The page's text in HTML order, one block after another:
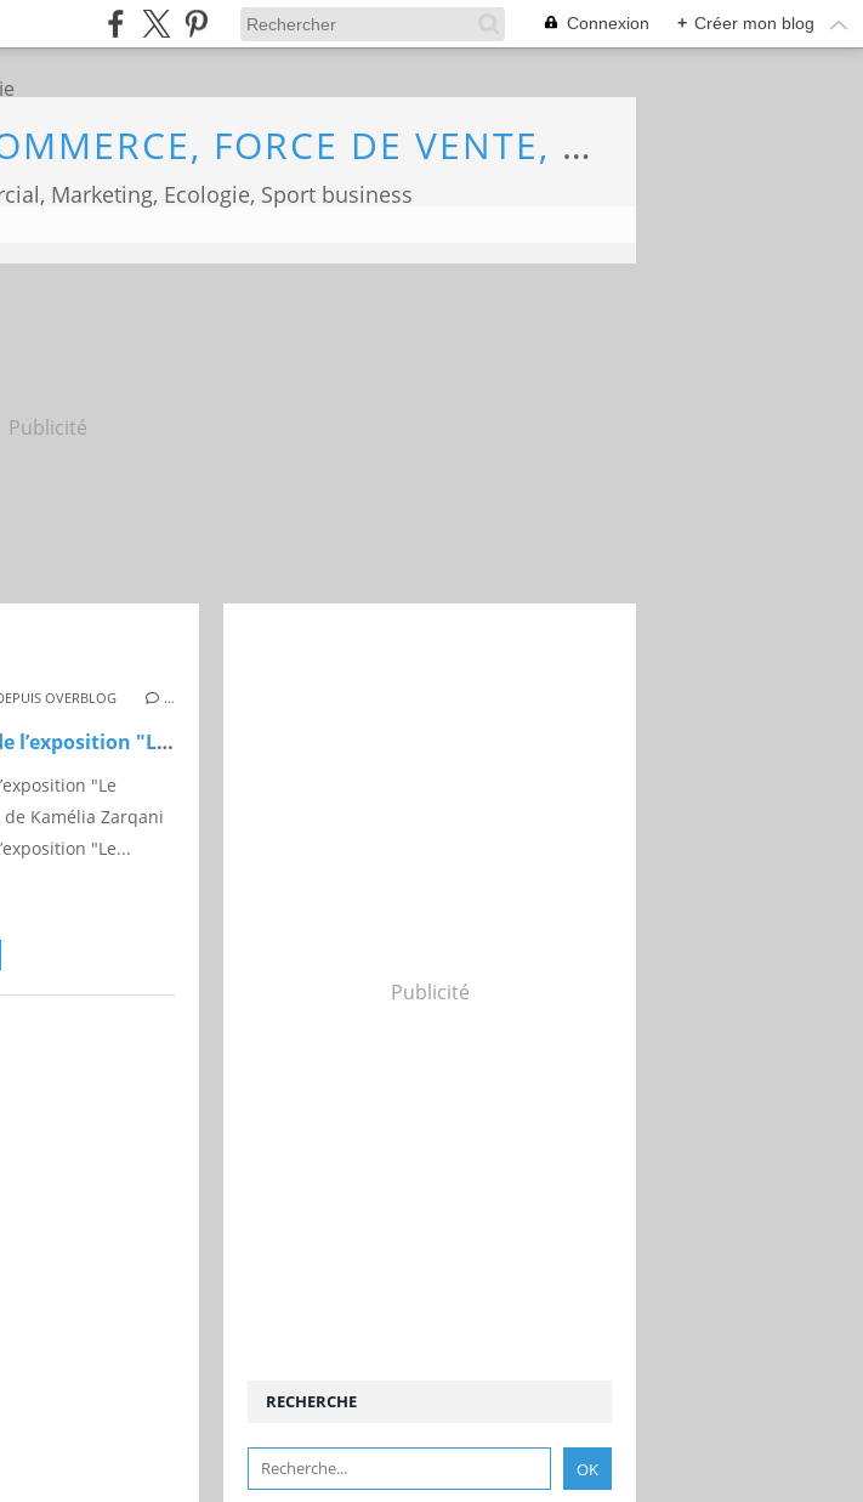
Connexion + Créer mon blog
ECONOMIE, MARKETING, COMMERCE, FORCE DE VENTE, ECOLOGIE
Marketing, Ecologie, Sport business
Publicité
,SOFITEL
OVERBLOG …
Clôture réussie de l’exposition "Le Patrimoine Éternel" de Kamélia Zarqani
"Le
Kamélia Zarqani
"Le...
Publicité
RECHERCHE